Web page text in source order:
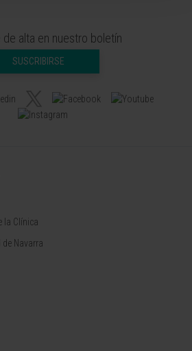
de alta en nuestro boletín
SUSCRIBIRSE
la Clínica
Navarra